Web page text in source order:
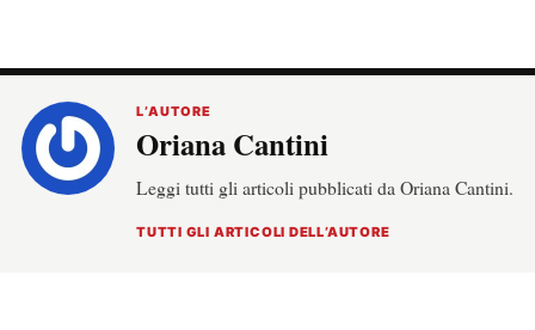
L’AUTORE
Oriana Cantini
Leggi tutti gli articoli pubblicati da Oriana Cantini.
TUTTI GLI ARTICOLI DELL’AUTORE